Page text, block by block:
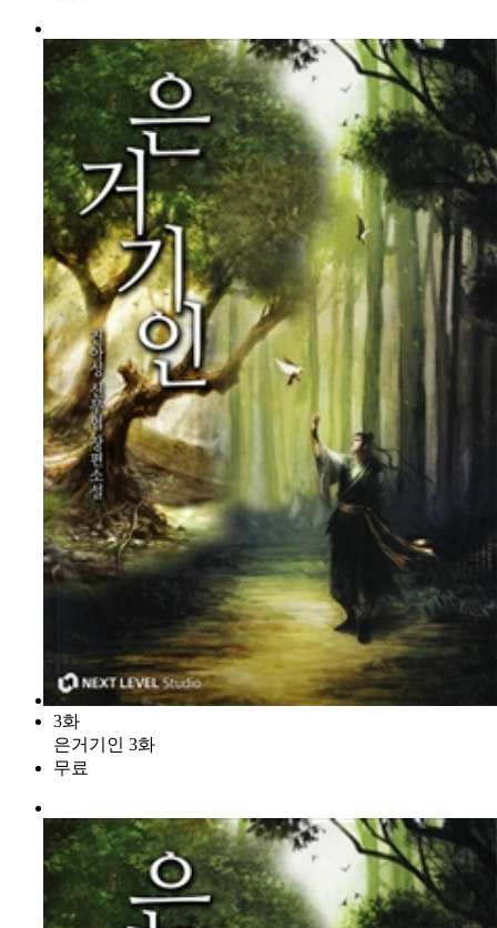
3화
은거기인 3화
무료